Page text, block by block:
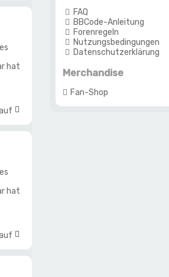
hat
hat
FAQ
BBCode-Anleitung
Forenregeln
Nutzungsbedingungen
Datenschutzerklärung
Merchandise
Fan-Shop